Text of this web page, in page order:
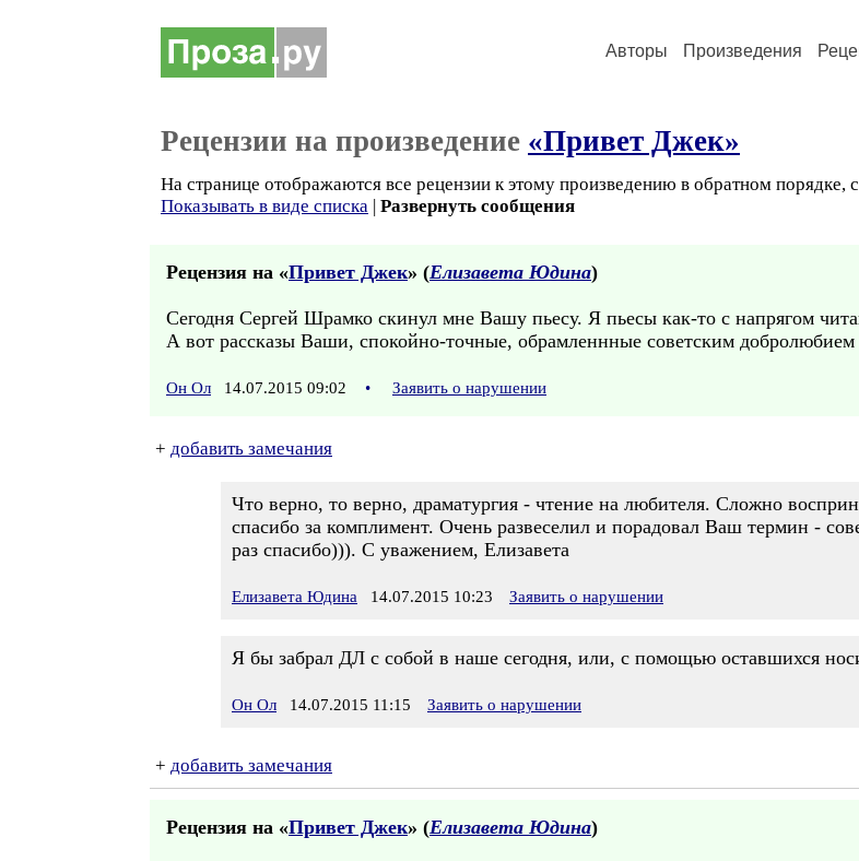
Авторы Произведения
Рецензии на произведение «Привет Джек»
На странице отображаются все рецензии к этому произведению в обратном порядке,
Показывать в виде списка | Развернуть сообщения
Рецензия на «Привет Джек» (Елизавета Юдина)
Сегодня Сергей Шрамко скинул мне Вашу пьесу. Я пьесы как-то с напрягом
А вот рассказы Ваши, спокойно-точные, обрамленнные советским
Он Ол 14.07.2015 09:02 • Заявить о нарушении
+ добавить замечания
Что верно, то верно, драматургия - чтение на любителя. Сложно
спасибо за комплимент. Очень развеселил и порадовал Ваш термин -
раз спасибо))). С уважением, Елизавета
Елизавета Юдина 14.07.2015 10:23 Заявить о нарушении
Я бы забрал ДЛ с собой в наше сегодня, или, с помощью оставшихся
Он Ол 14.07.2015 11:15 Заявить о нарушении
+ добавить замечания
Рецензия на «Привет Джек» (Елизавета Юдина)